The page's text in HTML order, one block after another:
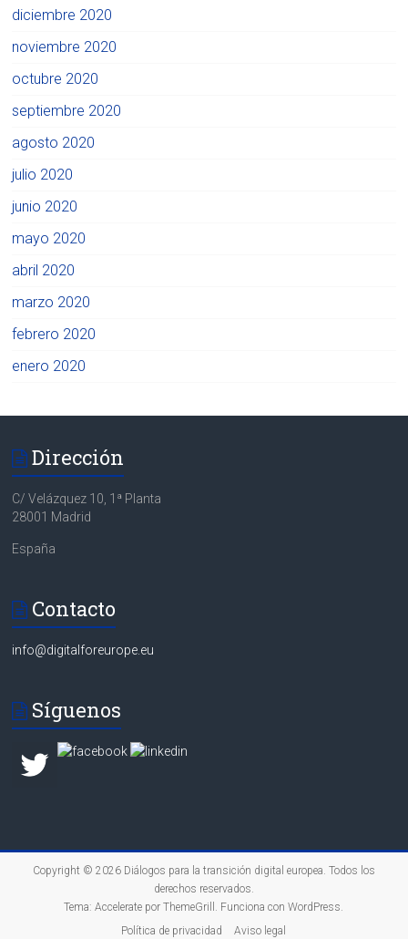
diciembre 2020
noviembre 2020
octubre 2020
septiembre 2020
agosto 2020
julio 2020
junio 2020
mayo 2020
abril 2020
marzo 2020
febrero 2020
enero 2020
Dirección
C/ Velázquez 10, 1ª Planta
28001 Madrid
España
Contacto
info@digitalforeurope.eu
Síguenos
Copyright © 2026 Diálogos para la transición digital europea . Todos los
derechos reservados.
Tema:Accelerate por ThemeGrill. Funciona conWordPress
Política de privacidad
Aviso legal